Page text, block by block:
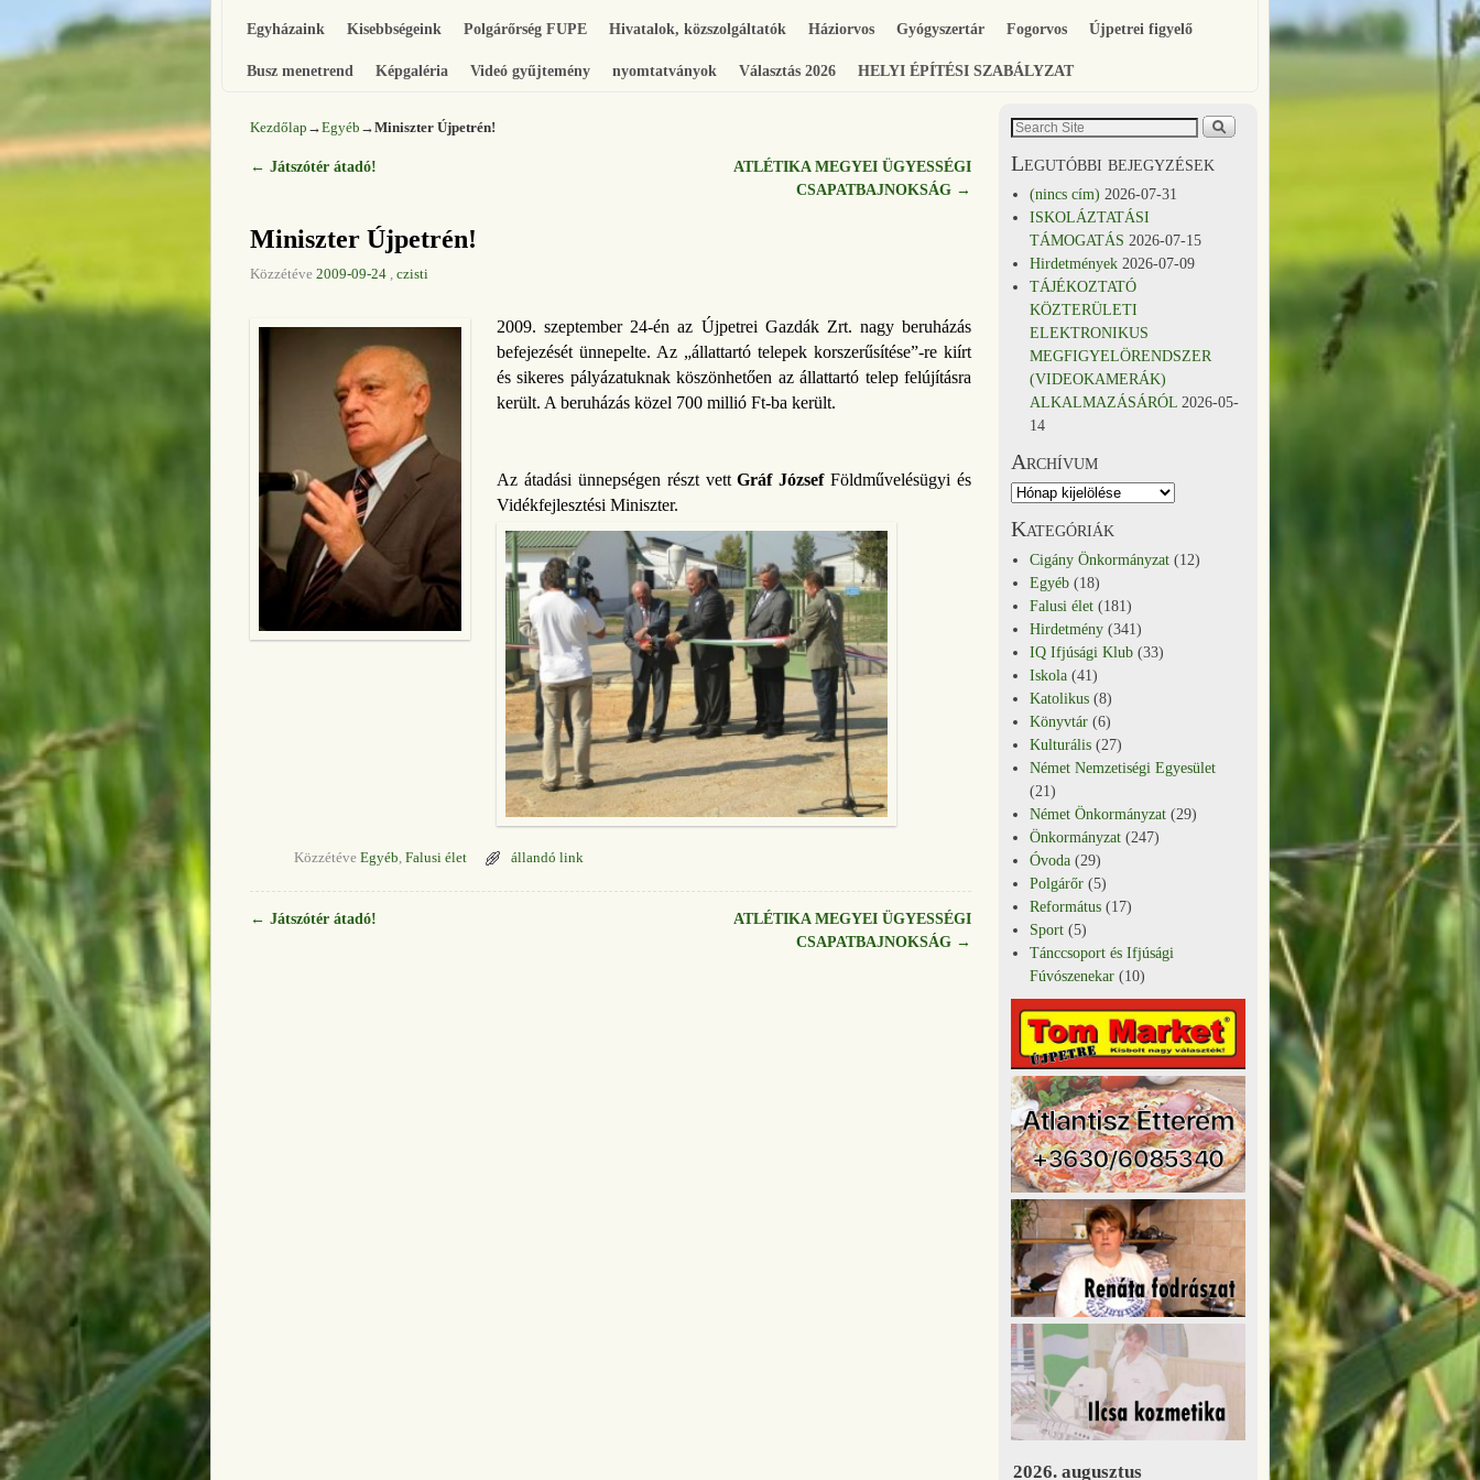
Egyházaink Kisebbségeink Polgárőrség FUPE Hivatalok, közszolgáltatók Háziorvos Gyógyszertár Fogorvos Újpetrei figyelő
Busz menetrend Képgaléria Videó gyűjtemény nyomtatványok Választás 2026 HELYI ÉPÍTÉSI SZABÁLYZAT
Kezdőlap →Egyéb →Miniszter Újpetrén!
Bejegyzés navigáció
← Játszótér átadó!
ATLÉTIKA MEGYEI ÜGYESSÉGI
CSAPATBAJNOKSÁG →
Miniszter Újpetrén!
Közzétéve 2009-09-24 , czisti
2009. szeptember 24-én az Újpetrei Gazdák Zrt. nagy beruházás
befejezését ünnepelte. Az „állattartó telepek korszerűsítése”-re kiírt
és sikeres pályázatuknak köszönhetően az állattartó telep felújításra
került. A beruházás közel 700 millió Ft-ba került.
Az átadási ünnepségen részt vettGráf JózsefFöldművelésügyi és
Vidékfejlesztési Miniszter.
Közzétéve Egyéb, Falusi élet állandó link
Bejegyzés navigáció
← Játszótér átadó!
ATLÉTIKA MEGYEI ÜGYESSÉGI
CSAPATBAJNOKSÁG →
Legutóbbi bejegyzések
(nincs cím) 2026-07-31
ISKOLÁZTATÁSI
TÁMOGATÁS 2026-07-15
Hirdetmények 2026-07-09
TÁJÉKOZTATÓ
KÖZTERÜLETI
ELEKTRONIKUS
MEGFIGYELÖRENDSZER
(VIDEOKAMERÁK)
ALKALMAZÁSÁRÓL 2026-05-
14
Archívum
Kategóriák
Cigány Önkormányzat (12)
Egyéb (18)
Falusi élet (181)
Hirdetmény (341)
IQ Ifjúsági Klub (33)
Iskola (41)
Katolikus (8)
Könyvtár (6)
Kulturális (27)
Német Nemzetiségi Egyesület
(21)
Német Önkormányzat (29)
Önkormányzat (247)
Óvoda (29)
Polgárőr (5)
Református (17)
Sport (5)
Tánccsoport és Ifjúsági
Fúvószenekar (10)
2026. augusztus